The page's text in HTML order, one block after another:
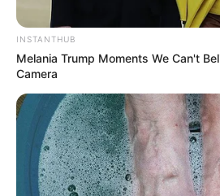
Foto – foto Indra Kesuma
1. Berani berpose tanpa baju di
INSTANTHUB
Melania Trump Moments We Can't
Camera